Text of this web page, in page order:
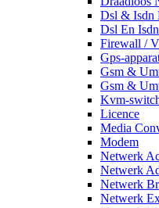
Dsl & Isdn
Dsl En
Firewall /
Gps-
Gsm &
Gsm &
Kvm-
Licence
Media
Modem
Netwerk
Netwerk
Netwerk
Netwerk